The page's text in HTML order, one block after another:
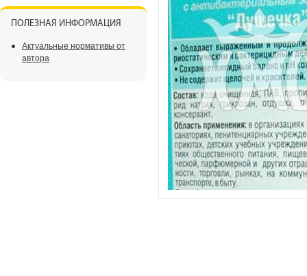
ПОЛЕЗНАЯ ИНФОРМАЦИЯ
Актуальные нормативы от
автора